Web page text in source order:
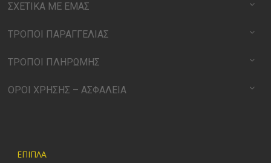
ΣΧΕΤΙΚΑ ΜΕ ΕΜΑΣ
ΤΡΟΠΟΙ ΠΑΡΑΓΓΕΛΙΑΣ
ΤΡΟΠΟΙ ΠΛΗΡΩΜΗΣ
ΟΡΟΙ ΧΡΗΣΗΣ – ΑΣΦΑΛΕΙΑ
ΕΠΙΠΛΑ